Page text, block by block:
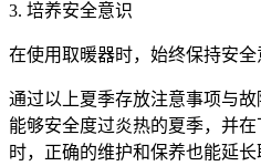
3. 培养安全意识
在使用取暖器时，始终保持安全
通过以上夏季存放注意事项与
能够安全度过炎热的夏季，并
时，正确的维护和保养也能延